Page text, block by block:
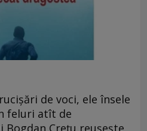
de voci, ele însele
feluri atît de